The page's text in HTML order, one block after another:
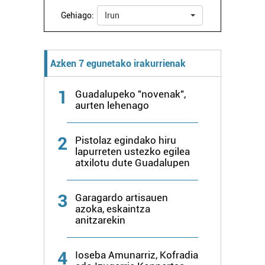
interes komertzial legitimoetan babesten dira. Ikusi gure
bazkideen zerrenda, beren ustez zein helburutarako
dezakezun ikusteko.
buruzko informazio gehiago eta ezarri zure lehentasunak
datuen atalean. Edozein unetan alda edo ken dezakezu
zure baimena Cookieen adierazpenean.
Webgune honek cookie propioak eta hirugarrenen cookie-
fitxategiak erabiltzen ditu. Zure esperientzia eta
zerbitzuak hobetzeko asmoz, cookie teknologiaz
baliatzen gara. Ohar hau onartuz gero, teknologia hori
erabiltzeko baimen esplizitua ematen diguzu.
Gehiago: Irun
Azken 7 egunetako irakurrienak
1
Guadalupeko "novenak",
aurten lehenago
2
Pistolaz egindako hiru
lapurreten ustezko egilea
atxilotu dute Guadalupen
3
Garagardo artisauen
azoka, eskaintza
anitzarekin
4
Ioseba Amunarriz, Kofradia